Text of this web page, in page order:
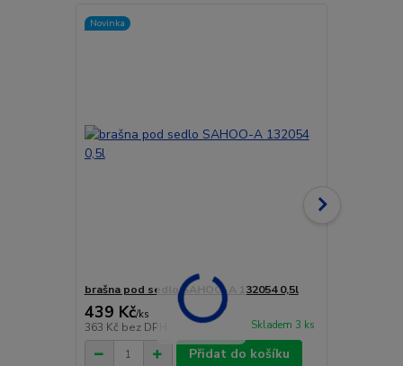
Novinka
brašna pod sedlo SAHOO-A 132054 0,5l
439 Kč/ks
363 Kč bez DPH Skladem 3 ks
Přidat do košíku